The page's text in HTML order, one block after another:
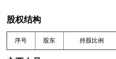
股权结构
序号 股东 持股比例